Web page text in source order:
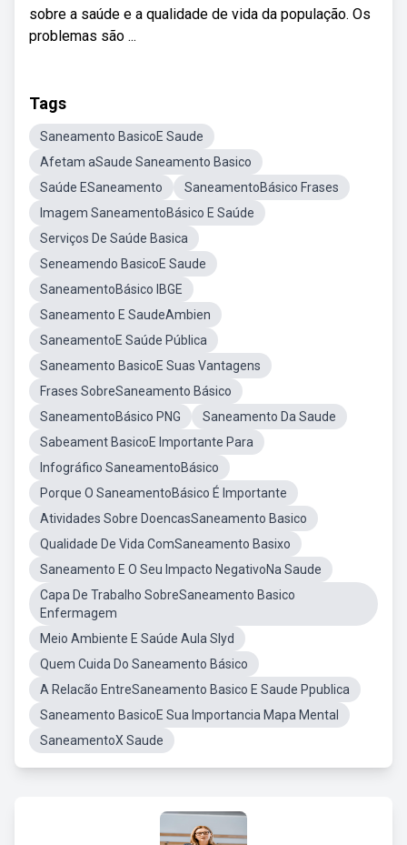
sobre a saúde e a qualidade de vida da população. Os
problemas são ...
Tags
Saneamento BasicoE Saude
Afetam aSaude Saneamento Basico
Saúde ESaneamento
SaneamentoBásico Frases
Imagem SaneamentoBásico E Saúde
Serviços De Saúde Basica
Seneamendo BasicoE Saude
SaneamentoBásico IBGE
Saneamento E SaudeAmbien
SaneamentoE Saúde Pública
Saneamento BasicoE Suas Vantagens
Frases SobreSaneamento Básico
SaneamentoBásico PNG
Saneamento Da Saude
Sabeament BasicoE Importante Para
Infográfico SaneamentoBásico
Porque O SaneamentoBásico É Importante
Atividades Sobre DoencasSaneamento Basico
Qualidade De Vida ComSaneamento Basixo
Saneamento E O Seu Impacto NegativoNa Saude
Capa De Trabalho SobreSaneamento Basico
Enfermagem
Meio Ambiente E Saúde Aula Slyd
Quem Cuida Do Saneamento Básico
A Relacão EntreSaneamento Basico E Saude Ppublica
Saneamento BasicoE Sua Importancia Mapa Mental
SaneamentoX Saude